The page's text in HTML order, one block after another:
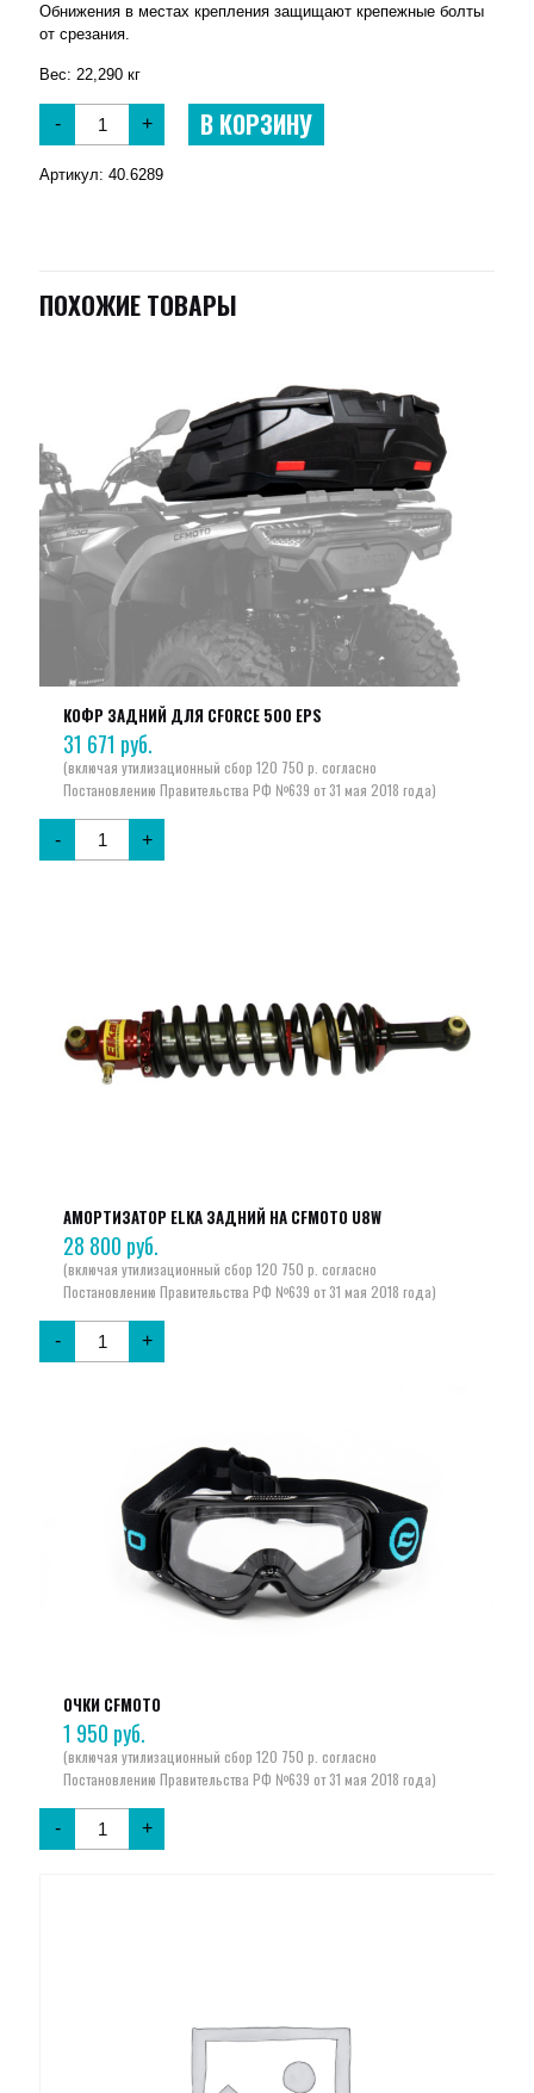
Обнижения в местах крепления защищают крепежные болты
от срезания.
Вес: 22,290 кг
- + В КОРЗИНУ
Артикул: 40.6289
ПОХОЖИЕ ТОВАРЫ
КОФР ЗАДНИЙ ДЛЯ CFORCE 500 EPS
31 671 руб.
- +
АМОРТИЗАТОР ELKA ЗАДНИЙ НА CFMOTO U8W
28 800 руб.
- +
ОЧКИ CFMOTO
1 950 руб.
- +